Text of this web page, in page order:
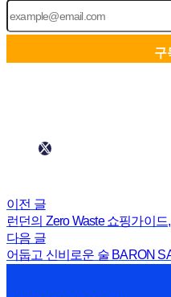
이전 글
런던의 Zero Waste 쇼핑가이
다음 글
어둡고 신비로운 술 BARON